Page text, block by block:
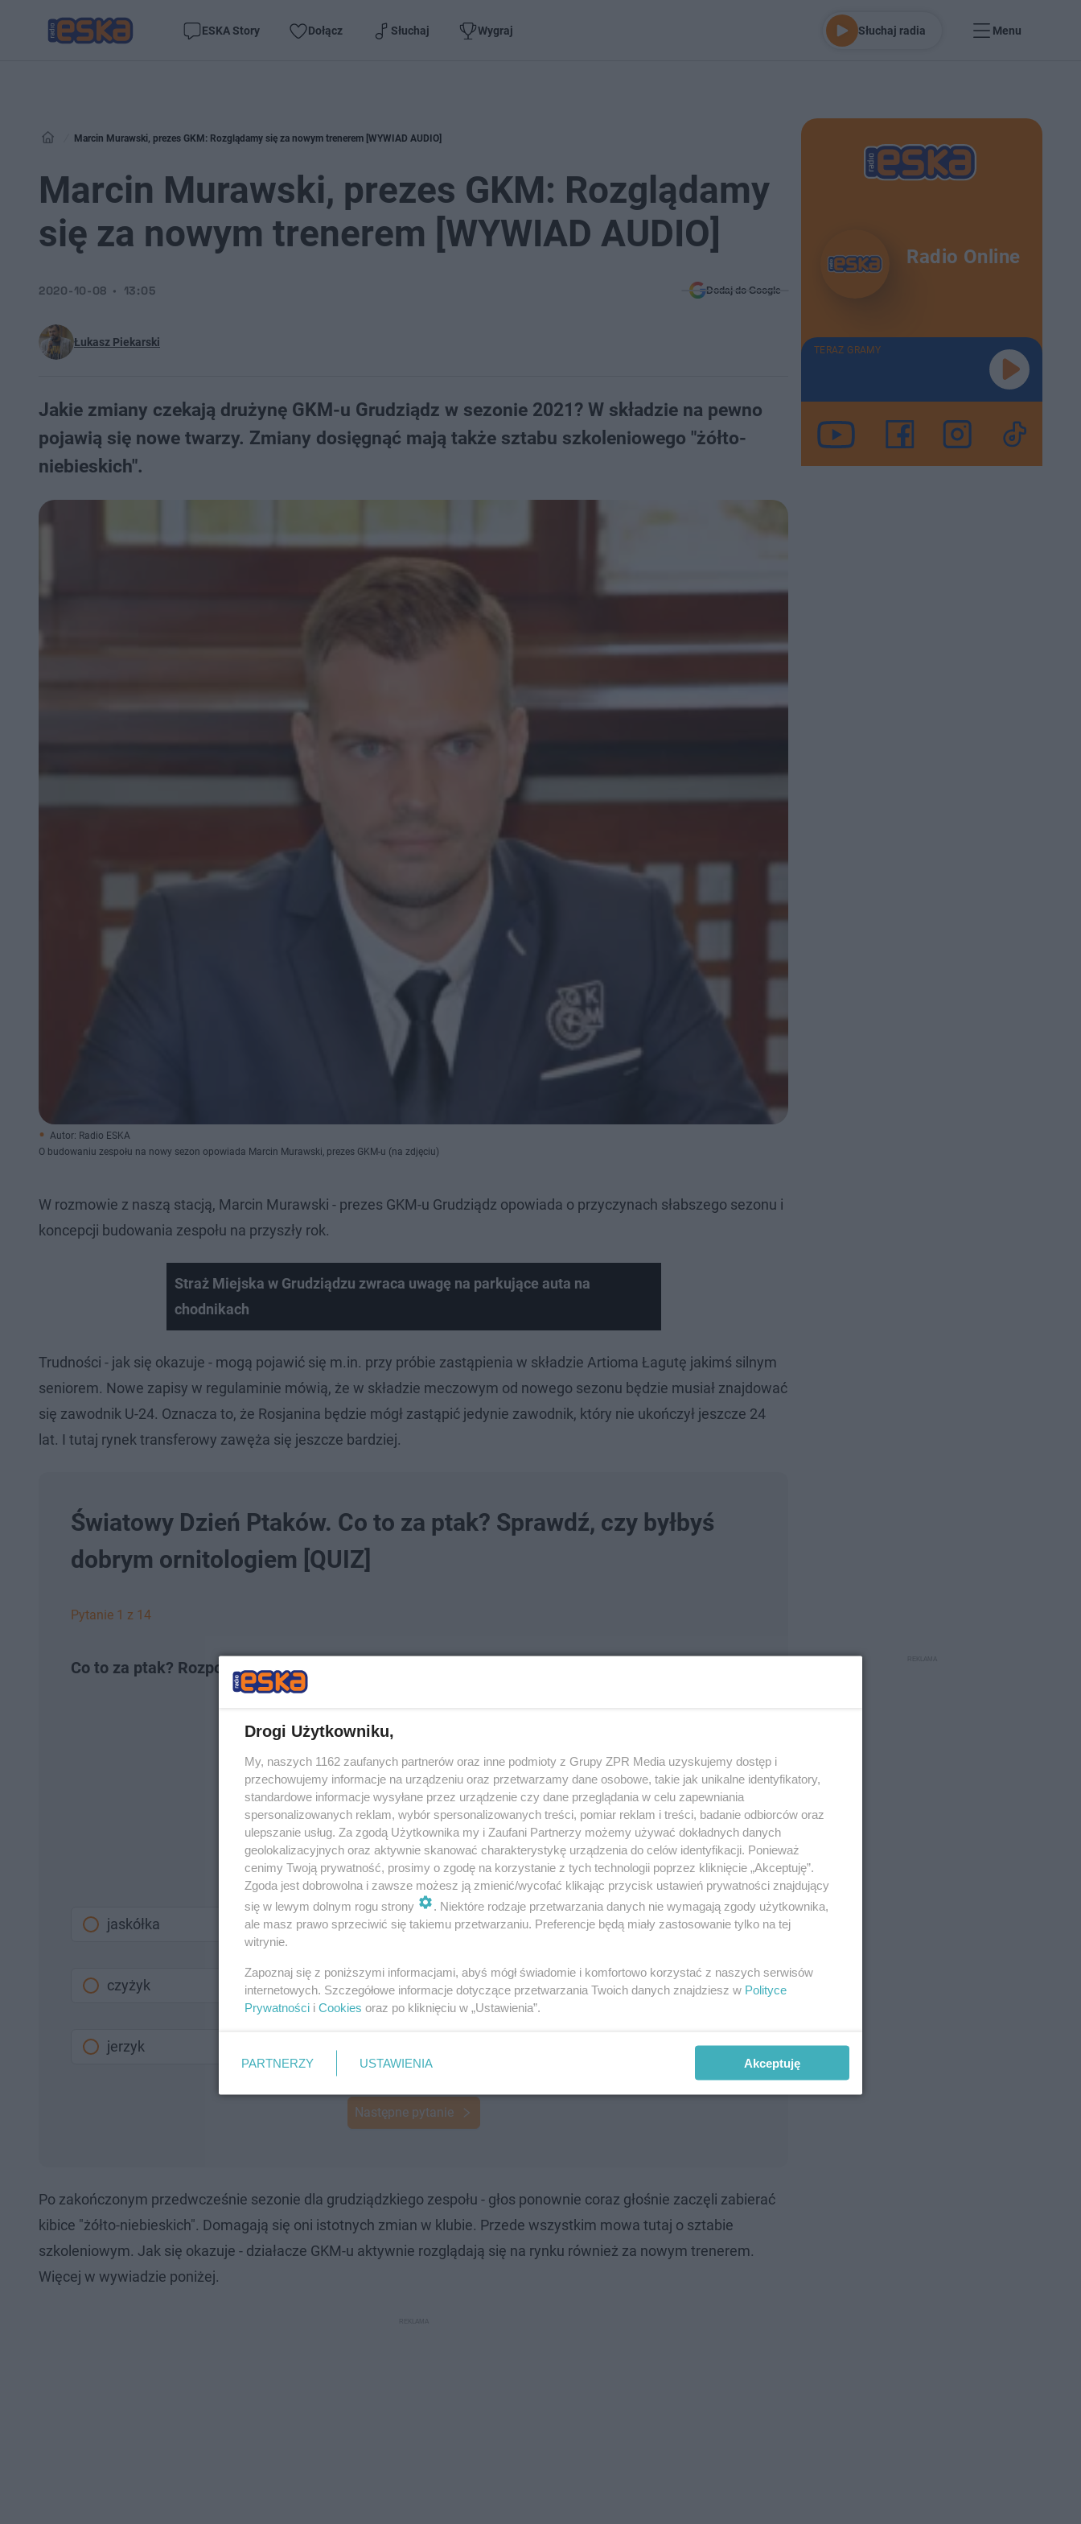
ESKA Story Dołącz Słuchaj Wygraj Słuchaj radia Menu
Marcin Murawski, prezes GKM: Rozglądamy się za nowym trenerem [WYWIAD AUDIO]
Marcin Murawski, prezes GKM: Rozglądamy
się za nowym trenerem [WYWIAD AUDIO]
Łukasz Piekarski
2020-10-08 13:05 Dodaj do Google
Jakie zmiany czekają drużynę GKM-u Grudziądz w sezonie 2021? W składzie na pewno
pojawią się nowe twarzy. Zmiany dosięgnąć mają także sztabu szkoleniowego "żółto-
niebieskich".
Autor: Radio ESKA
O budowaniu zespołu na nowy sezon opowiada Marcin Murawski, prezes GKM-u (na zdjęciu)
W rozmowie z naszą stacją, Marcin Murawski - prezes GKM-u Grudziądz opowiada o przyczynach słabszego sezonu i
koncepcji budowania zespołu na przyszły rok.
Straż Miejska w Grudziądzu zwraca uwagę na parkujące auta na
chodnikach
Trudności - jak się okazuje - mogą pojawić się m.in. przy próbie zastąpienia w składzie Artioma Łagutę jakimś silnym
seniorem. Nowe zapisy w regulaminie mówią, że w składzie meczowym od nowego sezonu będzie musiał znajdować
się zawodnik U-24. Oznacza to, że Rosjanina będzie mógł zastąpić jedynie zawodnik, który nie ukończył jeszcze 24
lat. I tutaj rynek transferowy zawęża się jeszcze bardziej.
Światowy Dzień Ptaków. Co to za ptak? Sprawdź, czy byłbyś
dobrym ornitologiem [QUIZ]
Pytanie 1 z 14
Co to za ptak? Rozpoznaj po zdjęciu
jaskółka
czyżyk
jerzyk
Następne pytanie
Po zakończonym przedwcześnie sezonie dla grudziądzkiego zespołu - głos ponownie coraz głośnie zaczęli zabierać
kibice "żółto-niebieskich". Domagają się oni istotnych zmian w klubie. Przede wszystkim mowa tutaj o sztabie
szkoleniowym. Jak się okazuje - działacze GKM-u aktywnie rozglądają się na rynku również za nowym trenerem.
Więcej w wywiadzie poniżej.
Radio Online
TERAZ GRAMY
Drogi Użytkowniku,
My, naszych 1162 zaufanych partnerów oraz inne podmioty z Grupy ZPR Media uzyskujemy dostęp i
przechowujemy informacje na urządzeniu oraz przetwarzamy dane osobowe, takie jak unikalne identyfikatory,
standardowe informacje wysyłane przez urządzenie czy dane przeglądania w celu zapewniania
spersonalizowanych reklam, wybór spersonalizowanych treści, pomiar reklam i treści, badanie odbiorców oraz
ulepszanie usług. Za zgodą Użytkownika my i Zaufani Partnerzy możemy używać dokładnych danych
geolokalizacyjnych oraz aktywnie skanować charakterystykę urządzenia do celów identyfikacji. Ponieważ
cenimy Twoją prywatność, prosimy o zgodę na korzystanie z tych technologii poprzez kliknięcie „Akceptuję”.
Zgoda jest dobrowolna i zawsze możesz ją zmienić/wycofać klikając przycisk ustawień prywatności znajdujący
się w lewym dolnym rogu strony
. Niektóre rodzaje przetwarzania danych nie wymagają zgody użytkownika,
ale masz prawo sprzeciwić się takiemu przetwarzaniu. Preferencje będą miały zastosowanie tylko na tej
witrynie.
Zapoznaj się z poniższymi informacjami, abyś mógł świadomie i komfortowo korzystać z naszych serwisów
internetowych. Szczegółowe informacje dotyczące przetwarzania Twoich danych znajdziesz w Polityce
Prywatności i Cookies oraz po kliknięciu w „Ustawienia”.
PARTNERZY USTAWIENIA Akceptuję